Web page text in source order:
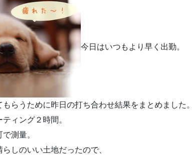
今日はいつもより早く出勤。
らうために昨日の打ち合わせ結果をまとめました。
ィング２時間。
測量。
しのいい土地だったので、